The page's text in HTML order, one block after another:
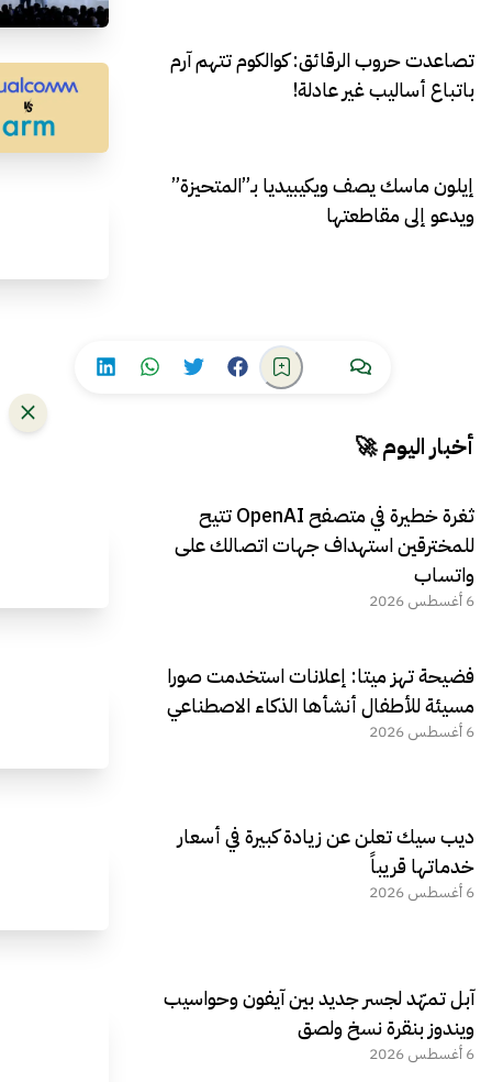
تصاعدت حروب الرقائق: كوالكوم تتهم آرم
باتباع أساليب غير عادلة!
إيلون ماسك يصف ويكيبيديا بـ”المتحيزة”
ويدعو إلى مقاطعتها
أخبار اليوم 🚀
ثغرة خطيرة في متصفح OpenAI تتيح
للمخترقين استهداف جهات اتصالك على
واتساب
6 أغسطس 2026
فضيحة تهز ميتا: إعلانات استخدمت صورا
مسيئة للأطفال أنشأها الذكاء الاصطناعي
6 أغسطس 2026
ديب سيك تعلن عن زيادة كبيرة في أسعار
خدماتها قريباً
6 أغسطس 2026
آبل تمهّد لجسر جديد بين آيفون وحواسيب
ويندوز بنقرة نسخ ولصق
6 أغسطس 2026